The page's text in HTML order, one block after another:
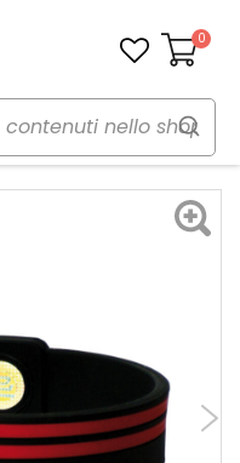
Carrello
0
Vario